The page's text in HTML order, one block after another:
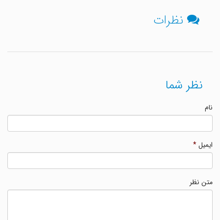
نظرات
نظر شما
ایمیل*
متن نظر